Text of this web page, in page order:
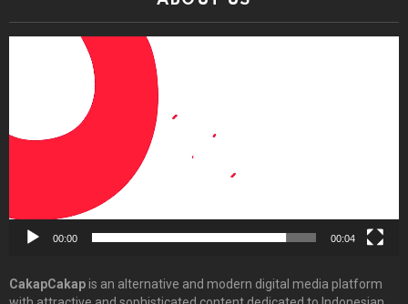
00:00 00:04
CakapCakapis an alternative and modern digital media platform